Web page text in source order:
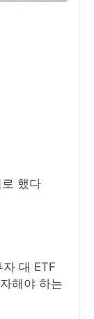
했다
대 ETF
해야 하는